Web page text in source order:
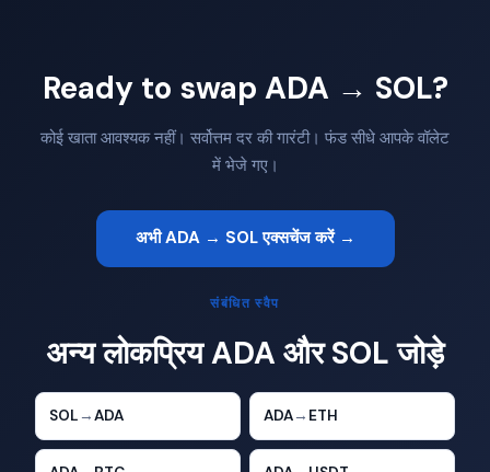
Ready to swap ADA → SOL?
कोई खाता आवश्यक नहीं। सर्वोत्तम दर की गारंटी। फंड सीधे आपके वॉलेट
में भेजे गए।
अभी ADA → SOL एक्सचेंज करें →
संबंधित स्वैप
अन्य लोकप्रिय ADA और SOL जोड़े
SOL →ADA ADA→ ETH